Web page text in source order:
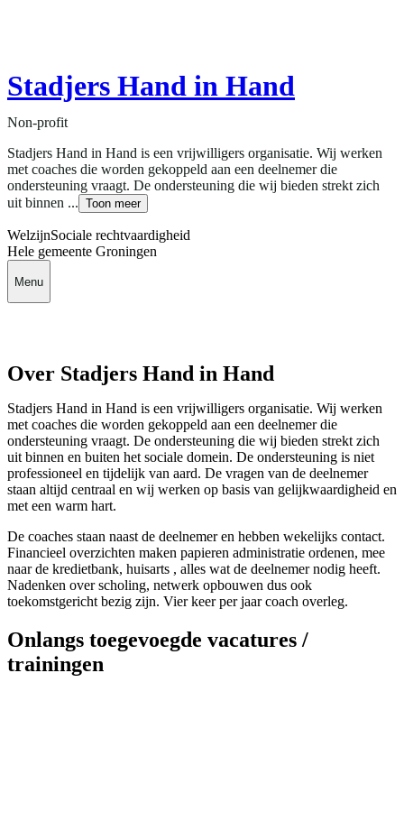
Stadjers Hand in Hand
Non-profit
Stadjers Hand in Hand is een vrijwilligers organisatie. Wij werken
met coaches die worden gekoppeld aan een deelnemer die
ondersteuning vraagt. De ondersteuning die wij bieden strekt zich
uit binnen ... Toon meer
WelzijnSociale rechtvaardigheid
Hele gemeente Groningen
Menu
Over Stadjers Hand in Hand
Stadjers Hand in Hand is een vrijwilligers organisatie. Wij werken
met coaches die worden gekoppeld aan een deelnemer die
ondersteuning vraagt. De ondersteuning die wij bieden strekt zich
uit binnen en buiten het sociale domein. De ondersteuning is niet
professioneel en tijdelijk van aard. De vragen van de deelnemer
staan altijd centraal en wij werken op basis van gelijkwaardigheid en
met een warm hart.
De coaches staan naast de deelnemer en hebben wekelijks contact.
Financieel overzichten maken papieren administratie ordenen, mee
naar de kredietbank, huisarts , alles wat de deelnemer nodig heeft.
Nadenken over scholing, netwerk opbouwen dus ook
toekomstgericht bezig zijn. Vier keer per jaar coach overleg.
Onlangs toegevoegde vacatures /
trainingen